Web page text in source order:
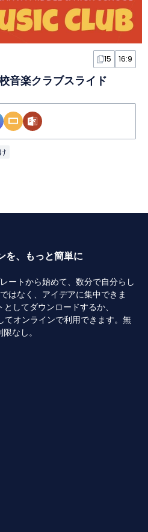
15 16:9
音楽クラブスライド
を、もっと簡単に
ートから始めて、数分で自分らし
はなく、アイデアに集中できま
してダウンロードするか、
オンラインで利用できます。無
なし。